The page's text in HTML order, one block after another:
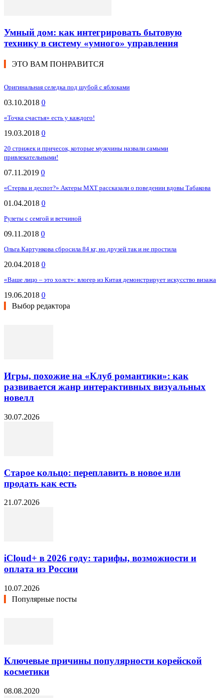
Умный дом: как интегрировать бытовую
технику в систему «умного» управления
ЭТО ВАМ ПОНРАВИТСЯ
Оригинальная селедка под шубой с яблоками
03.10.2018 0
«Точка счастья» есть у каждого!
19.03.2018 0
20 cтрижек и причесок, которые мужчины назвали самыми
привлекательными!
07.11.2019 0
«Стерва и деспот?» Актеры МХТ рассказали о поведении вдовы Табакова
01.04.2018 0
Рулеты с семгой и ветчиной
09.11.2018 0
Ольга Картункова сбросила 84 кг, но друзей так и не простила
20.04.2018 0
«Ваше лицо – это холст»: влогер из Китая демонстрирует искусство визажа
19.06.2018 0
Выбор редактора
Игры, похожие на «Клуб романтики»: как
развивается жанр интерактивных визуальных
новелл
30.07.2026
Старое кольцо: переплавить в новое или
продать как есть
21.07.2026
iCloud+ в 2026 году: тарифы, возможности и
оплата из России
10.07.2026
Популярные посты
Ключевые причины популярности корейской
косметики
08.08.2020